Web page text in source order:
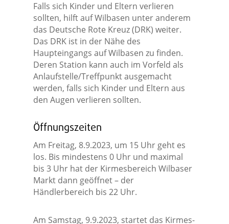
Falls sich Kinder und Eltern verlieren
sollten, hilft auf Wilbasen unter anderem
das Deutsche Rote Kreuz (DRK) weiter.
Das DRK ist in der Nähe des
Haupteingangs auf Wilbasen zu finden.
Deren Station kann auch im Vorfeld als
Anlaufstelle/Treffpunkt ausgemacht
werden, falls sich Kinder und Eltern aus
den Augen verlieren sollten.
Öffnungszeiten
Am Freitag, 8.9.2023, um 15 Uhr geht es
los. Bis mindestens 0 Uhr und maximal
bis 3 Uhr hat der Kirmesbereich Wilbaser
Markt dann geöffnet – der
Händlerbereich bis 22 Uhr.
Am Samstag, 9.9.2023, startet das Kirmes-